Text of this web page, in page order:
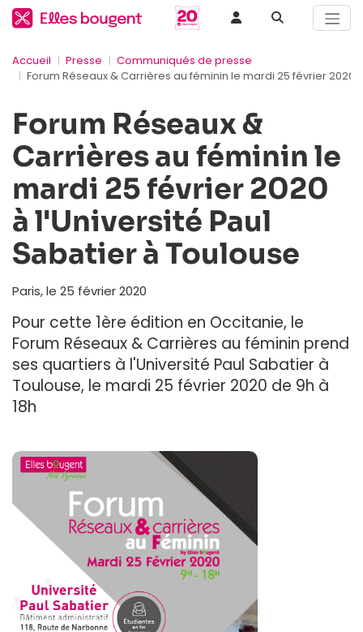
Accueil Presse
Communiqués de presse
Forum Réseaux & Carrières au féminin le mardi 25 février 2020
Forum Réseaux &
Carrières au féminin le
mardi 25 février 2020
à l'Université Paul
Sabatier à Toulouse
Paris, le 25 février 2020
Pour cette 1ère édition en Occitanie, le
Forum Réseaux & Carrières au féminin prend
ses quartiers à l'Université Paul Sabatier à
Toulouse, le mardi 25 février 2020 de 9h à
18h